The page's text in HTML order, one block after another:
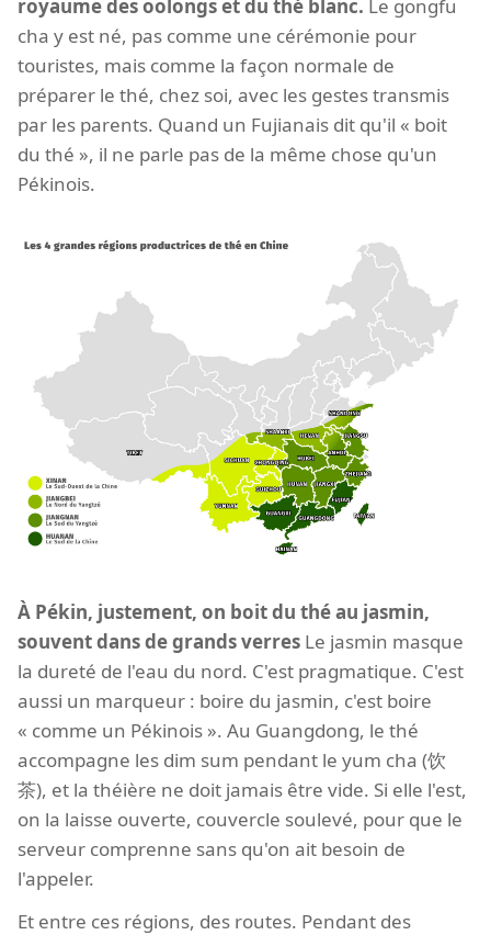
royaume des oolongs et du thé blanc. Le gongfu
cha y est né, pas comme une cérémonie pour
touristes, mais comme la façon normale de
préparer le thé, chez soi, avec les gestes transmis
par les parents. Quand un Fujianais dit qu'il « boit
du thé », il ne parle pas de la même chose qu'un
Pékinois.
À Pékin, justement, on boit du thé au jasmin,
souvent dans de grands verres Le jasmin masque
la dureté de l'eau du nord. C'est pragmatique. C'est
aussi un marqueur : boire du jasmin, c'est boire
« comme un Pékinois ». Au Guangdong, le thé
accompagne les dim sum pendant le yum cha (饮
茶), et la théière ne doit jamais être vide. Si elle l'est,
on la laisse ouverte, couvercle soulevé, pour que le
serveur comprenne sans qu'on ait besoin de
l'appeler.
Et entre ces régions, des routes. Pendant des